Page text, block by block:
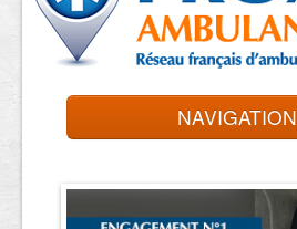
NAVIGATION